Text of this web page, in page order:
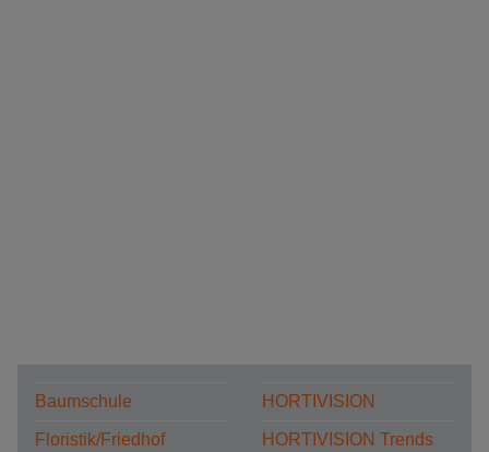
Baumschule
Floristik/Friedhof
HORTIVISION
HORTIVISION Trends